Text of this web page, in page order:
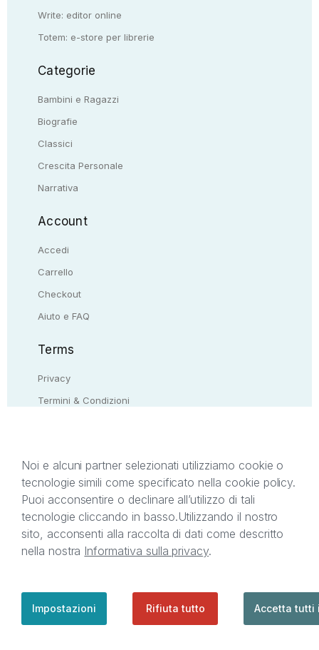
Write: editor online
Totem: e-store per librerie
Categorie
Bambini e Ragazzi
Biografie
Classici
Crescita Personale
Narrativa
Account
Accedi
Carrello
Checkout
Aiuto e FAQ
Terms
Privacy
Termini & Condizioni
Il presente sito web è di proprietà di StreetLib S.r.l.
titolare di tutti i diritti di proprietà intellettuale
afferenti ai marchi, loghi e segni distintivi presenti
sul sito web. Si invita l’utente a prendere visione
support@streetlib.com
Noi e alcuni partner selezionati utilizziamo cookie o
tecnologie simili come specificato nella cookie policy.
Puoi acconsentire o declinare all’utilizzo di tali
tecnologie cliccando in basso.Utilizzando il nostro
sito, acconsenti alla raccolta di dati come descritto
nella nostra Informativa sulla privacy.
Impostazioni Rifiuta tutto Accetta tutti